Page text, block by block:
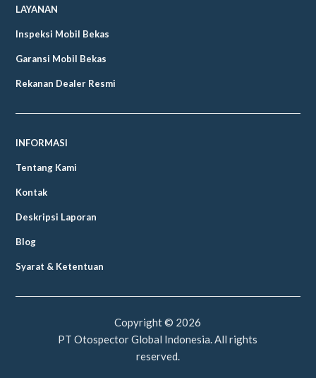
LAYANAN
Inspeksi Mobil Bekas
Garansi Mobil Bekas
Rekanan Dealer Resmi
INFORMASI
Tentang Kami
Kontak
Deskripsi Laporan
Blog
Syarat & Ketentuan
Copyright © 2026
PT Otospector Global Indonesia. All rights
reserved.